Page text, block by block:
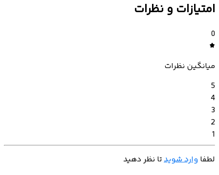
امتیازات و نظرات
0
میانگین نظرات
5
4
3
2
1
لطفا وارد شویدتا نظر دهید